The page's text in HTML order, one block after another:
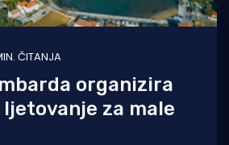
ČITANJA
organizira
za male